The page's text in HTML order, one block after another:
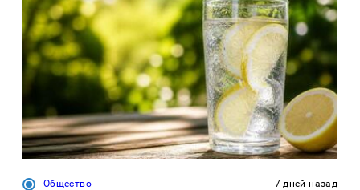
Общество 7 дней назад